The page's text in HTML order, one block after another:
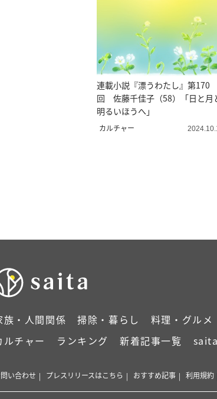
連載小説『漂うわたし』第170
回 佐藤千佳子（58）「日と月
明るいほうへ」
カルチャー
族・人間関係 掃除・暮らし 料理・グルメ
ルチャー
ランキング 新着記事一覧
い合わせ プレスリリースはこちら おすすめ記事 利用規約